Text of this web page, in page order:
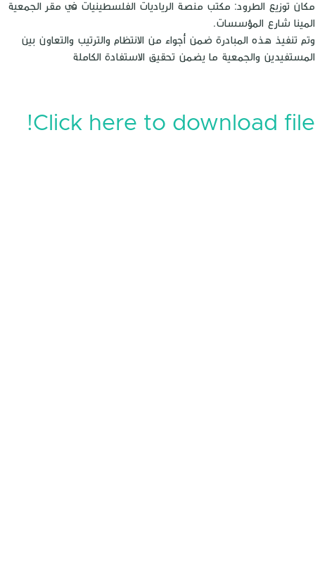
مكان توزيع الطرود: مكتب منصة الرياديات الفلسطينيات في مقر الجمعية
المينا شارع المؤسسات.
وتم تنفيذ هذه المبادرة ضمن أجواء من الانتظام والترتيب والتعاون بين
المستفيدين والجمعية ما يضمن تحقيق الاستفادة الكاملة
Click here to download file!